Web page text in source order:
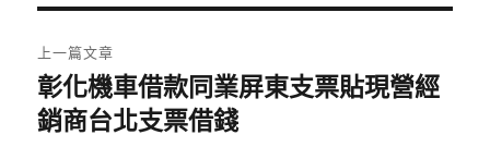
章
導
上一篇文章
上
一
彰化機車借款同業屏東支票貼現營經
銷商台北支票借錢